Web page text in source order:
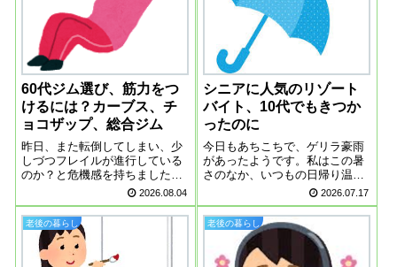
60代ジム選び、筋力をつ
けるには？カーブス、チ
ョコザップ、総合ジム
昨日、また転倒してしまい、少
しづつフレイルが進行している
のか？と危機感を持ちました。
何か運動を始めなければと思っ
ています。春に始めた水中ウォ
ーキングは、この暑さの中、行
く気にならず、サボり勝ちで
す。水の中を歩くのは気持ちが
いいのですが、楽し...
2026.08.04
シニアに人気のリゾート
バイト、10代でもきつか
ったのに
今日もあちこちで、ゲリラ豪雨
があったようです。私はこの暑
さのなか、いつもの日帰り温泉
に行ってきました。神経痛のリ
ハビリもかねて、のんびりして
きまシニアに人気のリゾートバ
イトテレビでもYouTubeでもよ
く特集を見かけるようになりま
した。この...
2026.07.17
老後の暮らし 老後の暮らし